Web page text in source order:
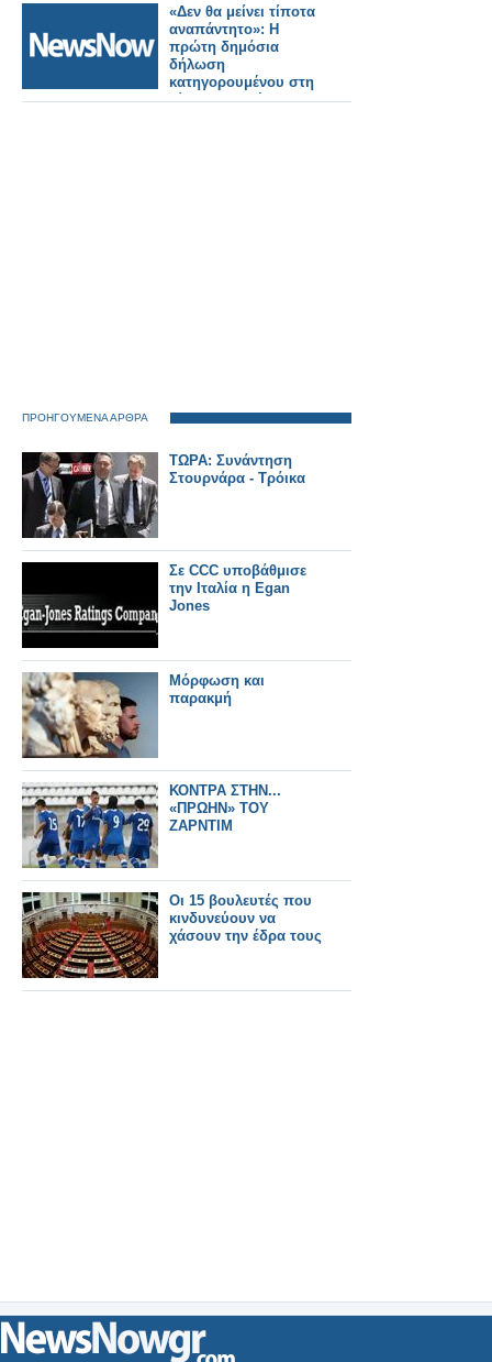
«Δεν θα μείνει τίποτα
αναπάντητο»: Η
πρώτη δημόσια
δήλωση
κατηγορουμένου στη
δίκη για τα Τέμπη .
ΠΡΟΗΓΟΥΜΕΝΑ ΑΡΘΡΑ
ΤΩΡΑ: Συνάντηση
Στουρνάρα - Τρόικα
Σε CCC υποβάθμισε
την Ιταλία η Egan
Jones
Μόρφωση και
παρακμή
ΚΟΝΤΡΑ ΣΤΗΝ...
«ΠΡΩΗΝ» ΤΟΥ
ΖΑΡΝΤΙΜ
Οι 15 βουλευτές που
κινδυνεύουν να
χάσουν την έδρα τους